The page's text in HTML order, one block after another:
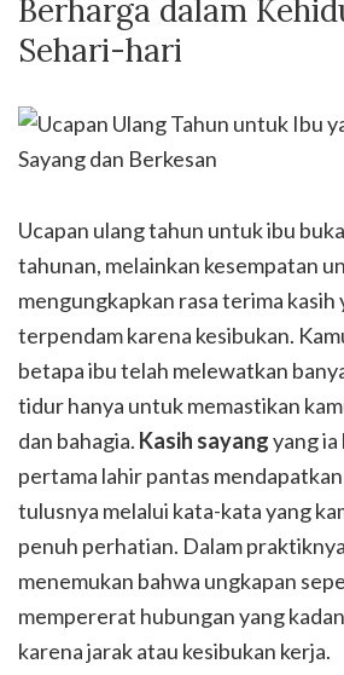
Berharga dalam
Sehari-hari
Ucapan ulang tahun untuk ibu
tahunan, melainkan kesempatan
mengungkapkan rasa terima kasih
terpendam karena kesibukan.
betapa ibu telah melewatkan
tidur hanya untuk memastikan
dan bahagia. Kasih sayangyang
pertama lahir pantas mendapatkan
tulusnya melalui kata-kata yang
penuh perhatian. Dalam
menemukan bahwa ungkapan
mempererat hubungan yang
karena jarak atau kesibukan kerja.